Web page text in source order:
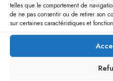
telles que le comportement de
de ne pas consentir ou de retirer son
sur certaines caractéristiques et
Marchés du Périgord
Pour rencontrer de
éleveurs de la région,
en fonction desmarchés de
d’échanger avec eux en vue